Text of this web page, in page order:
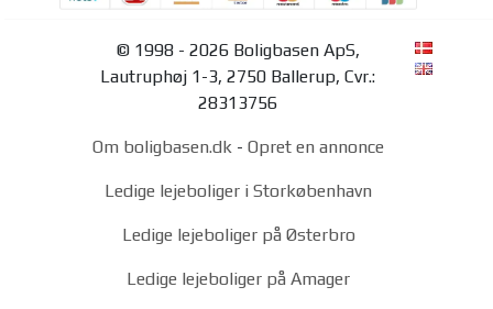
© 1998 - 2026 Boligbasen ApS,
Lautruphøj 1-3, 2750 Ballerup, Cvr.:
28313756
Om boligbasen.dk - Opret en annonce
Ledige lejeboliger i Storkøbenhavn
Ledige lejeboliger på Østerbro
Ledige lejeboliger på Amager